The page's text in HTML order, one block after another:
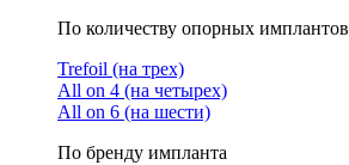
По количеству опорных имплантов
Trefoil (на трех)
All on 4 (на четырех)
All on 6 (на шести)
По бренду импланта